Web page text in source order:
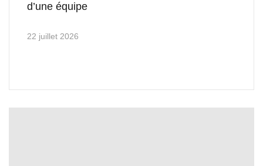
d’une équipe
22 juillet 2026